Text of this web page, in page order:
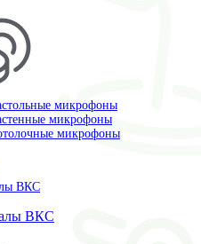
микрофоны
микрофоны
микрофоны
ВКС
ВКС